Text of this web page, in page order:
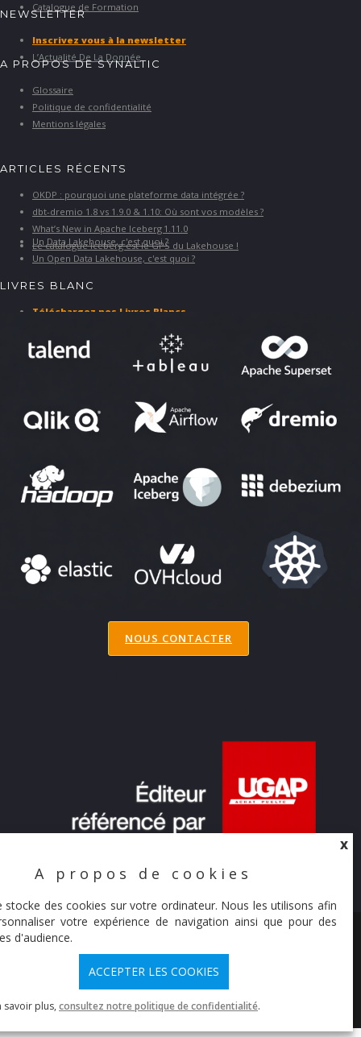
X
A propos de cookies
stocke des cookies sur votre ordinateur. Nous les utilisons afin
votre expérience de navigation ainsi que pour des
d'audience.
ACCEPTER LES COOKIES
savoir plus, consultez notre politique de confidentialité.
Catalogue de Formation
NEWSLETTER
Inscrivez vous à la newsletter
L’Actualité De La Donnée
A PROPOS DE SYNALTIC
Glossaire
Politique de confidentialité
Mentions légales
ARTICLES RÉCENTS
OKDP : pourquoi une plateforme data intégrée ?
dbt-dremio 1.8 vs 1.9.0 & 1.10: Où sont vos modèles ?
What’s New in Apache Iceberg 1.11.0
Le catalogue Iceberg est le GPS du Lakehouse !
Un Data Lakehouse, c'est quoi ?
Un Open Data Lakehouse, c'est quoi ?
LIVRES BLANC
Téléchargez nos Livres Blancs
NOUS CONTACTER
© Synaltic 2026